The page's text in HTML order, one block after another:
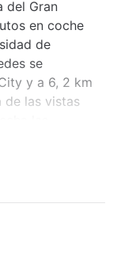
del Gran
en coche
de
se
y a 6, 2 km
de las vistas
asistencia